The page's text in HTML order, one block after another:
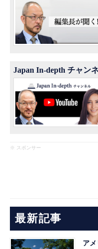
Japan In-depth チャン
※ スポンサー
最新記事
ア